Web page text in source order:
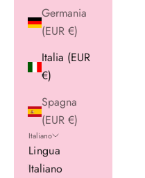
Germania
(EUR €)
Italia (EUR
€)
Spagna
(EUR €)
Italiano
Lingua
Italiano